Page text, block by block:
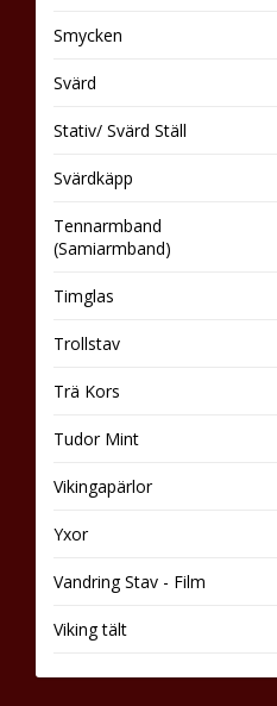
Smycken
Svärd
Stativ/ Svärd Ställ
Svärdkäpp
Tennarmband
(Samiarmband)
Timglas
Trollstav
Trä Kors
Tudor Mint
Vikingapärlor
Yxor
Vandring Stav - Film
Viking tält